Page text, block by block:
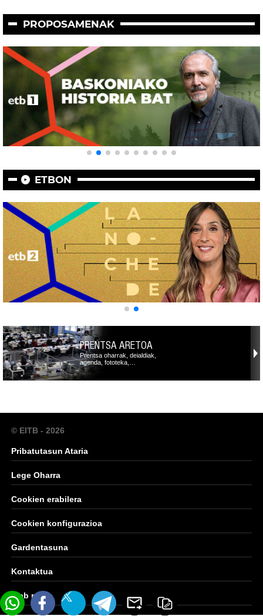
PROPOSAMENAK
ETBON
PRENTSA ARETOA
Prentsa oharrak, deialdiak,
agenda, fototeka,…
© EITB - 2026
Pribatutasun Ataria
Lege Oharra
Cookien erabilera
Cookien konfigurazioa
Gardentasuna
Kontaktua
Web mapa